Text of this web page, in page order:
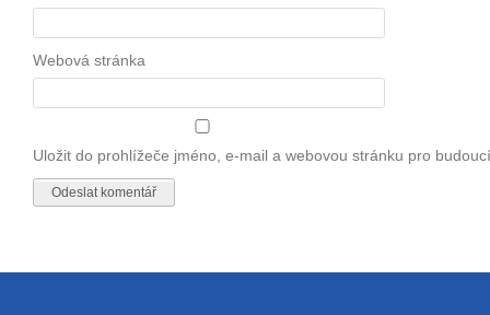
Webová stránka
Uložit do prohlížeče jméno, e-mail a webovou stránku pro